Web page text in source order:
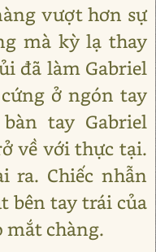
vượt hơn sự
mà kỳ lạ thay
đã làm Gabriel
ở ngón tay
tay Gabriel
về với thực tại.
ra. Chiếc nhẫn
bên tay trái của
mắt chàng.